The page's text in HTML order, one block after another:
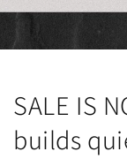
SALE IS
builds